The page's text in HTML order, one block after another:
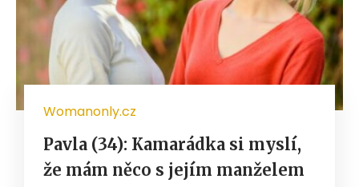
Womanonly.cz
Pavla (34): Kamarádka si myslí,
že mám něco s jejím manželem